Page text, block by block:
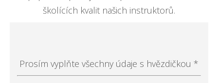
školících kvalit našich instruktorů.
Prosím vyplňte všechny údaje s hvězdičkou *